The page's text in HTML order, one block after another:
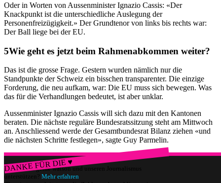
Oder in Worten von Aussenminister Ignazio Cassis: «Der
Knackpunkt ist die unterschiedliche Auslegung der
Personenfreizügigkeit.» Der Grundtenor von links bis rechts war:
Der Ball liege bei der EU.
Wie geht es jetzt beim Rahmenabkommen weiter?
Das ist die grosse Frage. Gestern wurden nämlich nur die
Standpunkte der Schweiz ein bisschen transparenter. Die einzige
Forderung, die neu aufkam, war: Die EU muss sich bewegen. Was
das für die Verhandlungen bedeutet, ist aber unklar.
Aussenminister Ignazio Cassis will sich dazu mit den Kantonen
beraten. Die nächste reguläre Bundesratssitzung steht am Mittwoch
an. Anschliessend werde der Gesamtbundesrat Bilanz ziehen «und
die nächsten Schritte festlegen», sagte Guy Parmelin.
DANKE FÜR DIE ♥
Würdest du gerne watson und unseren Journalismus
unterstützen? Mehr erfahren